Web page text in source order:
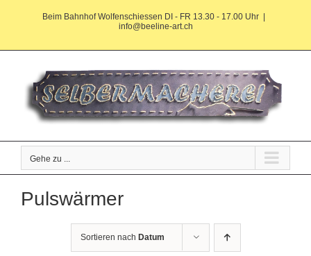
Beim Bahnhof Wolfenschiessen DI - FR 13.30 - 17.00 Uhr
info@beeline-art.ch
Gehe zu ...
Pulswärmer
Sortieren nach Datum